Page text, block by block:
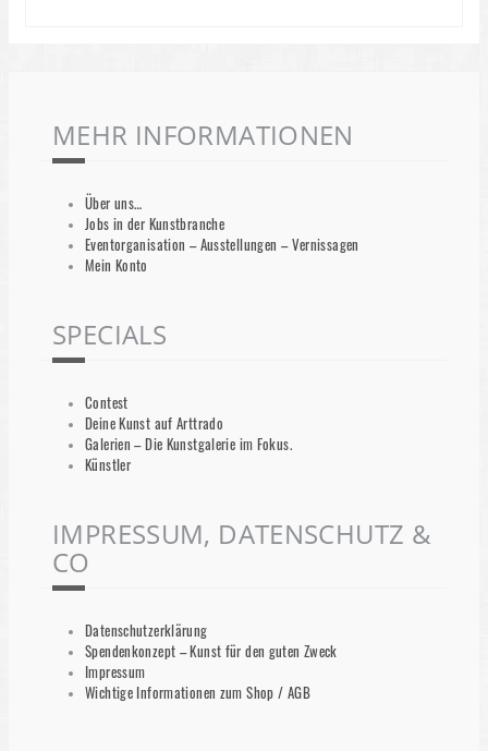
MEHR INFORMATIONEN
Über uns…
Jobs in der Kunstbranche
Eventorganisation – Ausstellungen – Vernissagen
Mein Konto
SPECIALS
Contest
Deine Kunst auf Arttrado
Galerien – Die Kunstgalerie im Fokus.
Künstler
IMPRESSUM, DATENSCHUTZ &
CO
Datenschutzerklärung
Spendenkonzept – Kunst für den guten Zweck
Impressum
Wichtige Informationen zum Shop / AGB